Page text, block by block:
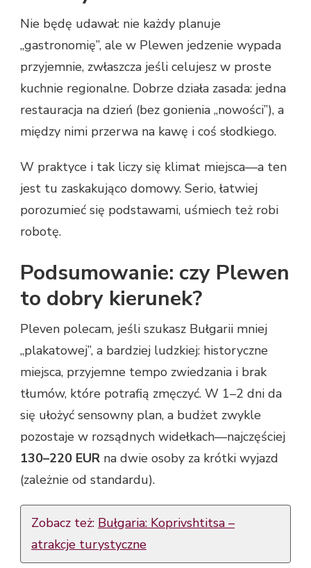
Nie będę udawał: nie każdy planuje
„gastronomię”, ale w Plewen jedzenie wypada
przyjemnie, zwłaszcza jeśli celujesz w proste
kuchnie regionalne. Dobrze działa zasada: jedna
restauracja na dzień (bez gonienia „nowości”), a
między nimi przerwa na kawę i coś słodkiego.
W praktyce i tak liczy się klimat miejsca—a ten
jest tu zaskakująco domowy. Serio, łatwiej
porozumieć się podstawami, uśmiech też robi
robotę.
Podsumowanie: czy Plewen
to dobry kierunek?
Pleven polecam, jeśli szukasz Bułgarii mniej
„plakatowej”, a bardziej ludzkiej: historyczne
miejsca, przyjemne tempo zwiedzania i brak
tłumów, które potrafią zmęczyć. W 1–2 dni da
się ułożyć sensowny plan, a budżet zwykle
pozostaje w rozsądnych widełkach—najczęściej
130–220 EUR na dwie osoby za krótki wyjazd
(zależnie od standardu).
Zobacz też: Bułgaria: Koprivshtitsa –
atrakcje turystyczne